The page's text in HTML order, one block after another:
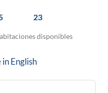
23
disponibles
inEnglish